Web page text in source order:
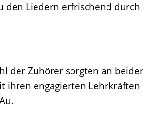
den Liedern erfrischend durch
der Zuhörer sorgten an
ihren engagierten Lehrkräften